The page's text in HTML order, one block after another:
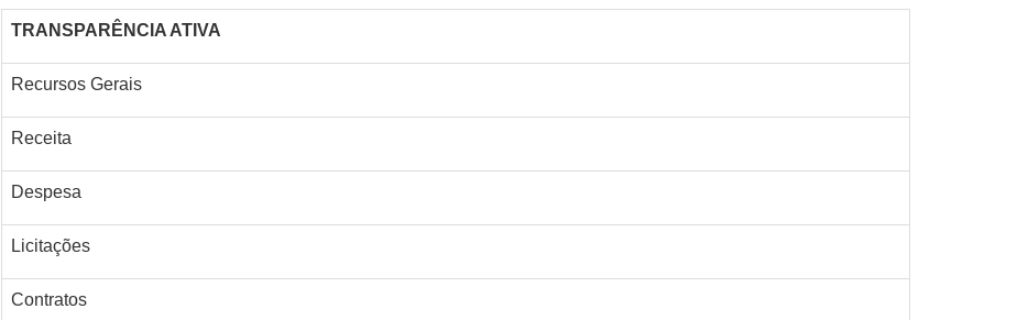
TRANSPARÊNCIA ATIVA
Recursos Gerais
Receita
Despesa
Licitações
Contratos